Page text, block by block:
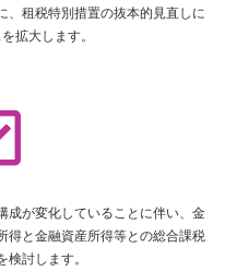
、租税特別措置の抜本的見直しに
拡大します。
成が変化していることに伴い、金
得と金融資産所得等との総合課税
検討します。